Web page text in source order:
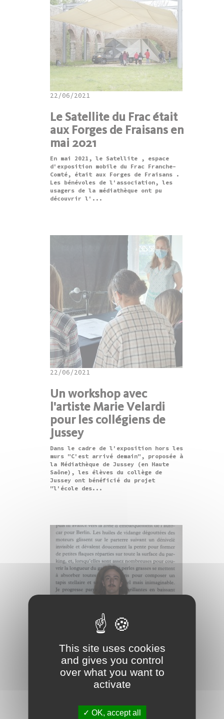
22/06/2021
Le Satellite du Frac était
aux Forges de Fraisans en
mai 2021
En mai 2021, le Satellite , espace
d'exposition mobile du Frac Franche-
Comté, était aux Forges de Fraisans .
Les bénévoles de l'association, les
usagers de la médiathèque ont pu
découvrir l'...
22/06/2021
Un workshop avec
l'artiste Marie Velardi
pour les collégiens de
Jussey
Dans le cadre de l'exposition hors les
murs "C'est arrivé demain", proposée à
la Médiathèque de Jussey (en Haute
Saône), les élèves du collège de
Jussey ont bénéficié du projet
"l'école des...
08/06/2021
L'auteur Théo Casciani
au Frac
This site uses cookies
and gives you control
over what you want to
activate
OK, accept all